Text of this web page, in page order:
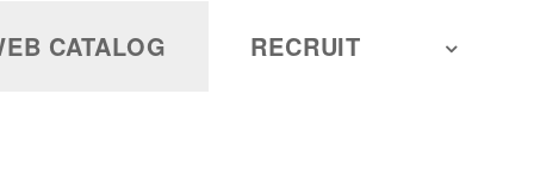
CATALOG RECRUIT